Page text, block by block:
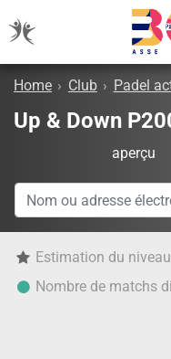
Home › Club › Padel
Up & Down
aperçu
Estimation du
Nombre de matchs